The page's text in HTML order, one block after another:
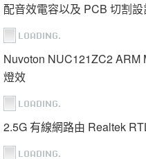
配音效電容以及 PCB 切割
Nuvoton NUC121ZC2 ARM
燈效
2.5G 有線網路由 Realtek